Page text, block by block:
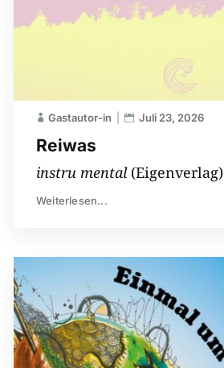
Reiwas
Gastautor-in Juli 23, 2026
instru mental(Eigenverlag)
Weiterlesen...